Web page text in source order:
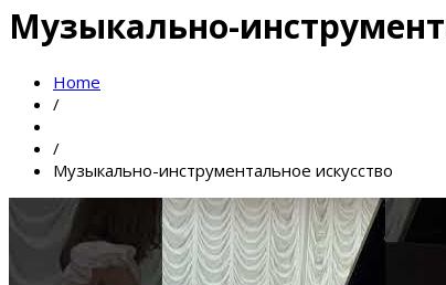
Музыкально-
Home
/
/
Музыкально-инструментальное искусство